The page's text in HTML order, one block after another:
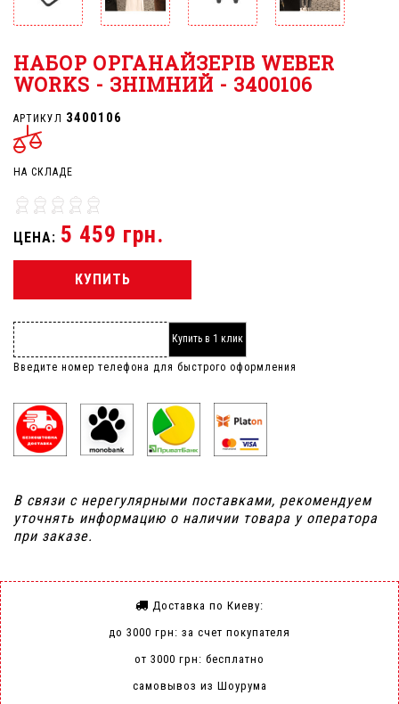
НАБОР ОРГАНАЙЗЕРІВ WEBER
WORKS - ЗНІМНИЙ - 3400106
АРТИКУЛ 3400106
НА СКЛАДЕ
ЦЕНА: 5 459 грн.
КУПИТЬ
Купить в 1 клик
Введите номер телефона для быстрого оформления
В связи с нерегулярными поставками, рекомендуем
уточнять информацию о наличии товара у оператора
при заказе.
Доставка по Киеву:
до 3000 грн: за счет покупателя
от 3000 грн: бесплатно
самовывоз из Шоурума